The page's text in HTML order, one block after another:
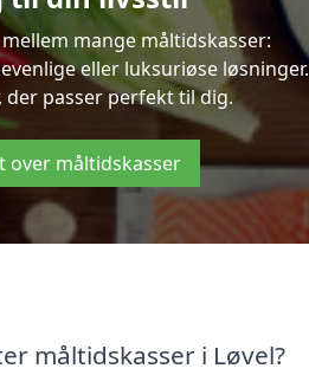
mange måltidskasser:
eller luksuriøse løsninger.
der passer perfekt til dig.
over måltidskasser
måltidskasser i Løvel?